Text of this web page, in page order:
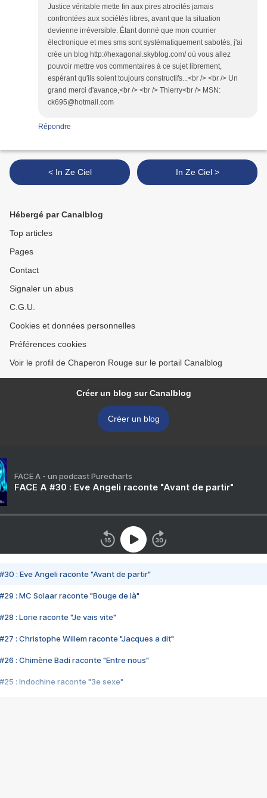
Justice véritable mette fin aux pires atrocités jamais
confrontées aux sociétés libres, avant que la situation
devienne irréversible. Étant donné que mon courrier
électronique et mes sms sont systématiquement sabotés, j'ai
crée un blog http://hexagonal.skyblog.com/ où vous allez
pouvoir mettre vos commentaires à ce sujet librement,
espérant qu'ils soient toujours constructifs...<br /> <br /> Un
grand merci d'avance,<br /> <br /> Thierry<br /> MSN:
ck695@hotmail.com
Répondre
< In Ze Ciel In Ze Ciel >
Hébergé par Canalblog
Top articles
Pages
Contact
Signaler un abus
C.G.U.
Cookies et données personnelles
Préférences cookies
Voir le profil de Chaperon Rouge sur le portail Canalblog
Créer un blog sur Canalblog
Créer un blog
FACE A - un podcast Purecharts
FACE A #30 : Eve Angeli raconte "Avant de partir"
#30 : Eve Angeli raconte "Avant de partir"
#29 : MC Solaar raconte "Bouge de là"
#28 : Lorie raconte "Je vais vite"
#27 : Christophe Willem raconte "Jacques a dit"
#26 : Chimène Badi raconte "Entre nous"
#25 : Indochine raconte "3e sexe"